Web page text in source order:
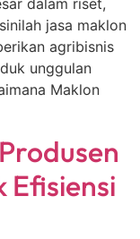
dalam riset,
jasa maklon
agribisnis
unggulan
Maklon
Efisiensi